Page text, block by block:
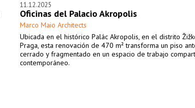
11.12.2025
Oficinas del Palacio Akropolis
Marco Maio Architects
Ubicada en el histórico Palác Akropolis, en el distrito
Praga, esta renovación de 470 m² transforma un piso
cerrado y fragmentado en un espacio de trabajo
contemporáneo.